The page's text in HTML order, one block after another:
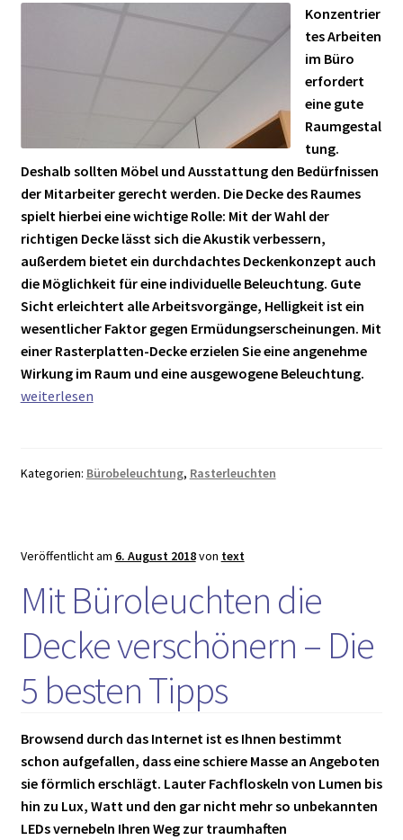
Konzentrier
tes Arbeiten
im Büro
erfordert
eine gute
Raumgestal
tung.
Deshalb sollten Möbel und Ausstattung den Bedürfnissen
der Mitarbeiter gerecht werden. Die Decke des Raumes
spielt hierbei eine wichtige Rolle: Mit der Wahl der
richtigen Decke lässt sich die Akustik verbessern,
außerdem bietet ein durchdachtes Deckenkonzept auch
die Möglichkeit für eine individuelle Beleuchtung. Gute
Sicht erleichtert alle Arbeitsvorgänge, Helligkeit ist ein
wesentlicher Faktor gegen Ermüdungserscheinungen. Mit
einer Rasterplatten-Decke erzielen Sie eine angenehme
Wirkung im Raum und eine ausgewogene Beleuchtung.
weiterlesen
Kategorien: Bürobeleuchtung, Rasterleuchten
Veröffentlicht am 6. August 2018von text
Mit Büroleuchten die
Decke verschönern – Die
5 besten Tipps
Browsend durch das Internet ist es Ihnen bestimmt
schon aufgefallen, dass eine schiere Masse an Angeboten
sie förmlich erschlägt. Lauter Fachfloskeln von Lumen bis
hin zu Lux, Watt und den gar nicht mehr so unbekannten
LEDs vernebeln Ihren Weg zur traumhaften